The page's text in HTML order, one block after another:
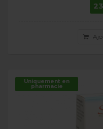
Uniquement en
pharmacie